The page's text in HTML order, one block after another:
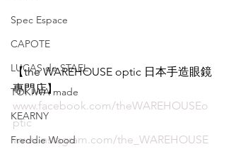
Spec Espace
CAPOTE
LUCAS de STAEL
TOKIWA made
KEARNY
Freddie Wood
【the WAREHOUSE optic 日本手造眼鏡
專門店】
www.facebook.com/theWAREHOUSEo
ptic
www.instagram.com/the_WAREHOUSE